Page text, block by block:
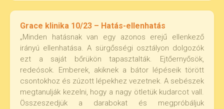
Grace klinika 10/23 – Hatás-ellenhatás
„Minden hatásnak van egy azonos erejű ellenkező
irányú ellenhatása. A sürgősségi osztályon dolgozók
ezt a saját bőrükön tapasztalták. Ejtőernyősök,
redeósok. Emberek, akiknek a bátor lépéseik törött
csontokhoz és zúzott lépekhez vezetnek. A sebészek
megtanulják kezelni, hogy a nagy ötletük kudarcot vall.
Összeszedjük a darabokat és megpróbáljuk